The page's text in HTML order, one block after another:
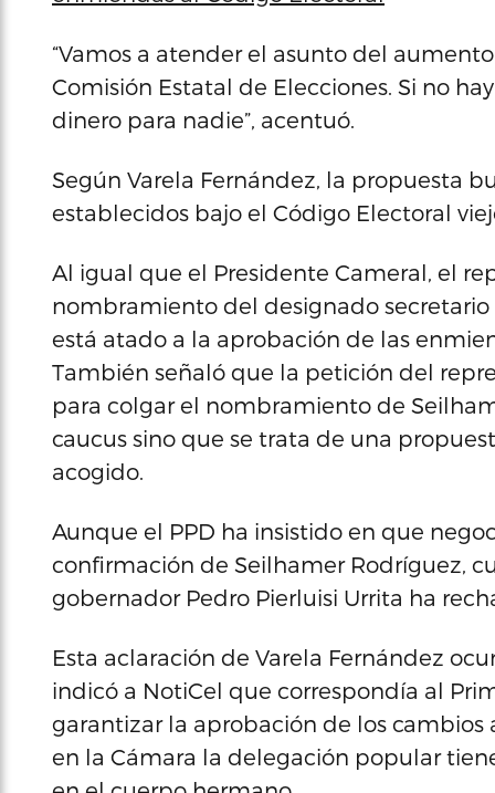
“Vamos a atender el asunto del
Comisión Estatal de Elecciones. Si no
dinero para nadie”, acentuó.
Según Varela Fernández, la propuesta
establecidos bajo el Código Electoral
Al igual que el Presidente Cameral, el
nombramiento del designado secretario
está atado a la aprobación de las
También señaló que la petición del
para colgar el nombramiento de
caucus sino que se trata de una
acogido.
Aunque el PPD ha insistido en que
confirmación de Seilhamer Rodríguez,
gobernador Pedro Pierluisi Urrita ha
Esta aclaración de Varela Fernández
indicó a NotiCel que correspondía al
garantizar la aprobación de los
en la Cámara la delegación popular